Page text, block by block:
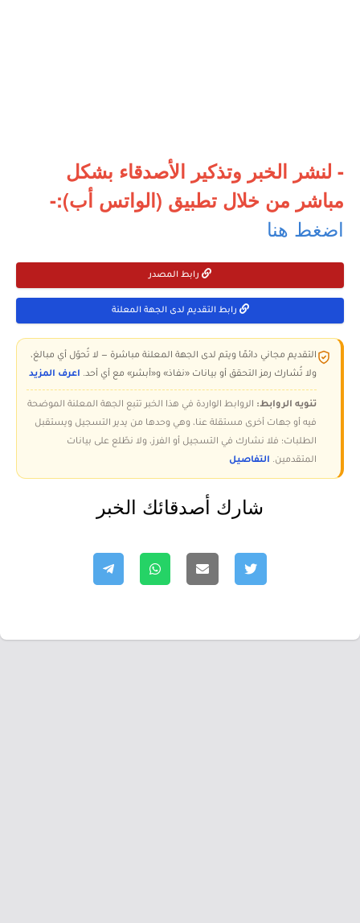
- لنشر الخبر وتذكير الأصدقاء بشكل
مباشر من خلال تطبيق (الواتس أب):-
اضغط هنا
رابط المصدر
رابط التقديم لدى الجهة المعلنة
التقديم مجاني دائمًا ويتم لدى الجهة المعلنة مباشرة — لا تُحوّل أي مبالغ،
ولا تُشارك رمز التحقق أو بيانات «نفاذ» و«أبشر» مع أي أحد. اعرف المزيد
تنويه الروابط: الروابط الواردة في هذا الخبر تتبع الجهة المعلنة الموضحة
فيه أو جهات أخرى مستقلة عنا، وهي وحدها من يدير التسجيل ويستقبل
الطلبات؛ فلا نشارك في التسجيل أو الفرز، ولا نطّلع على بيانات
المتقدمين. التفاصيل
شارك أصدقائك الخبر